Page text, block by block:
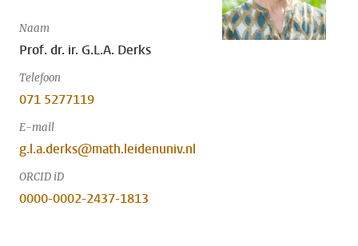
Naam
Prof. dr. ir. G.L.A. Derks
Telefoon
071 5277119
E-mail
g.l.a.derks@math.leidenuniv.nl
ORCID iD
0000-0002-2437-1813